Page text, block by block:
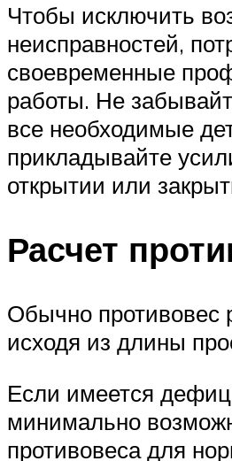
Чтобы исключить
неисправностей,
своевременные
работы. Не
все необходимые
прикладывайте
открытии или
Расчет
Обычно противовес
исходя из длины
Если имеется
минимально
противовеса для